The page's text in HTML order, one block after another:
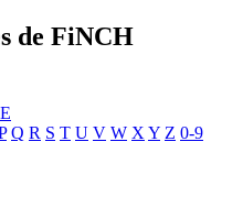
de FiNCH
Q R S T U V W X Y Z 0-9